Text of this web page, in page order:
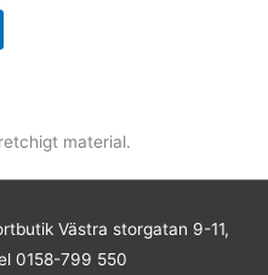
material.
Västra storgatan 9-11,
0158-799 550